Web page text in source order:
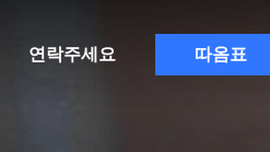
연락주세요 따옴표